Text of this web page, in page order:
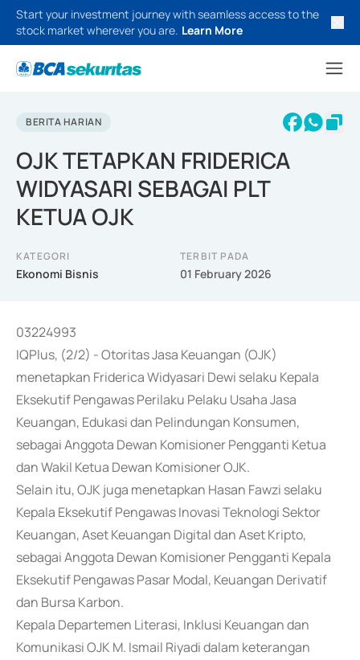
Start your investment journey with seamless access to the
stock market wherever you are. Learn More
BERITA HARIAN
OJK TETAPKAN FRIDERICA
WIDYASARI SEBAGAI PLT
KETUA OJK
KATEGORI
Ekonomi Bisnis
TERBIT PADA
01 February 2026
03224993
IQPlus, (2/2) - Otoritas Jasa Keuangan (OJK)
menetapkan Friderica Widyasari Dewi selaku Kepala
Eksekutif Pengawas Perilaku Pelaku Usaha Jasa
Keuangan, Edukasi dan Pelindungan Konsumen,
sebagai Anggota Dewan Komisioner Pengganti Ketua
dan Wakil Ketua Dewan Komisioner OJK.
Selain itu, OJK juga menetapkan Hasan Fawzi selaku
Kepala Eksekutif Pengawas Inovasi Teknologi Sektor
Keuangan, Aset Keuangan Digital dan Aset Kripto,
sebagai Anggota Dewan Komisioner Pengganti Kepala
Eksekutif Pengawas Pasar Modal, Keuangan Derivatif
dan Bursa Karbon.
Kepala Departemen Literasi, Inklusi Keuangan dan
Komunikasi OJK M. Ismail Riyadi dalam keterangan